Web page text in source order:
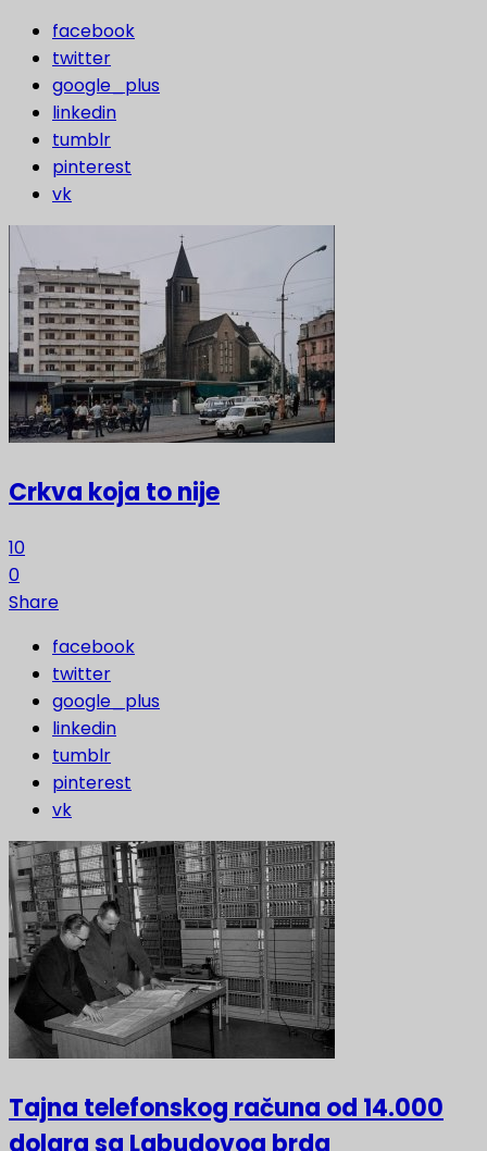
facebook
twitter
google_plus
linkedin
tumblr
pinterest
vk
Crkva koja to nije
10
0
Share
facebook
twitter
google_plus
linkedin
tumblr
pinterest
vk
Tajna telefonskog računa od 14.000
dolara sa Labudovog brda